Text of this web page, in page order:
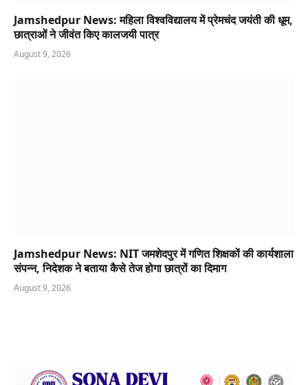
Jamshedpur News: महिला विश्वविद्यालय में प्रेमचंद जयंती की धूम,
छात्राओं ने जीवंत किए कालजयी पात्र
August 9, 2026
Jamshedpur News: NIT जमशेदपुर में गणित शिक्षकों की कार्यशाला
संपन्न, निदेशक ने बताया कैसे तेज होगा छात्रों का दिमाग
August 9, 2026